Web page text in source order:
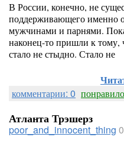
В России, конечно, не
поддерживающего именно
мужчинами и парнями.
наконец-то пришли к тому,
стало не стыдно. Стало не
комментарии: 0
Атланта Трэшерз
poor_and_innocent_thing